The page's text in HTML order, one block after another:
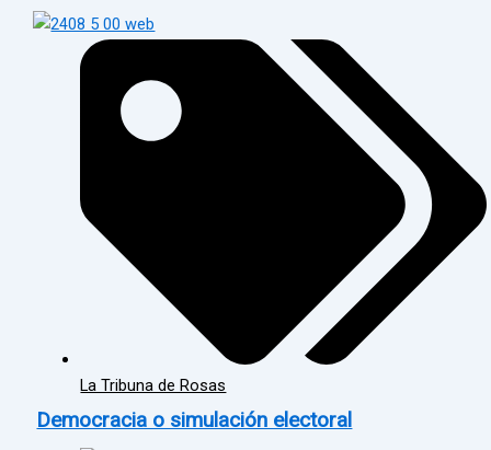
La Tribuna de Rosas
Democracia o simulación electoral